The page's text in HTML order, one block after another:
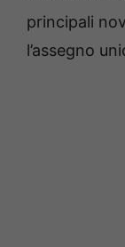
principali
l’assegno